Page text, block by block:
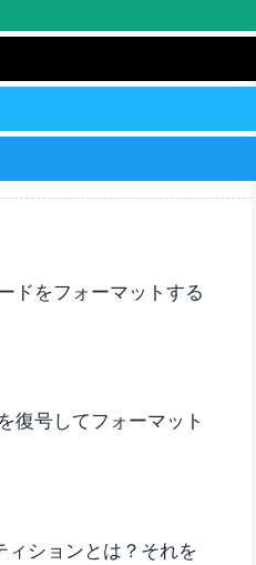
ドをフォーマットする
復号してフォーマット
ィションとは？それを